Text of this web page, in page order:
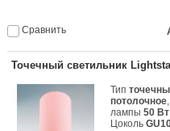
Сравнить
Точечный светильник
Тип
потолочное
лампы50 Вт
Цоколь